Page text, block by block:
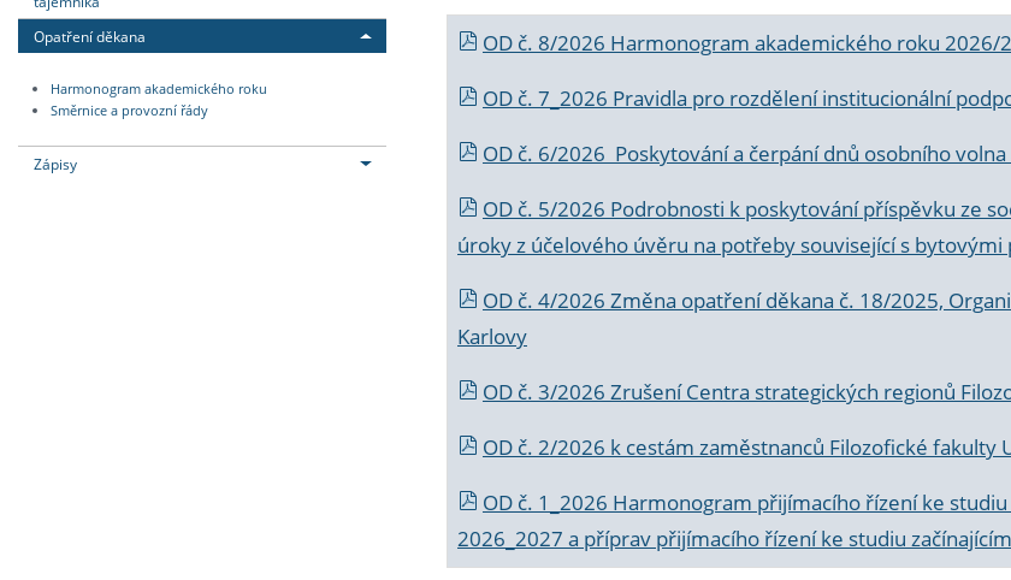
Opatření děkana
Harmonogram akademického roku
Směrnice a provozní řády
Zápisy
OD č. 8/2026 Harmonogram akademického roku 2026/
OD č. 7_2026 Pravidla pro rozdělení institucionální
OD č. 6/2026 Poskytování a čerpání dnů osobního
OD č. 5/2026 Podrobnosti k poskytování příspěvku ze
úroky z účelového úvěru na potřeby související s
OD č. 4/2026 Změna opatření děkana č. 18/2025,
Karlovy
OD č. 3/2026 Zrušení Centra strategických regionů
OD č. 2/2026 k cestám zaměstnanců Filozofické fakulty
OD č. 1_2026 Harmonogram přijímacího řízení ke
2026_2027 a příprav přijímacího řízení ke studiu